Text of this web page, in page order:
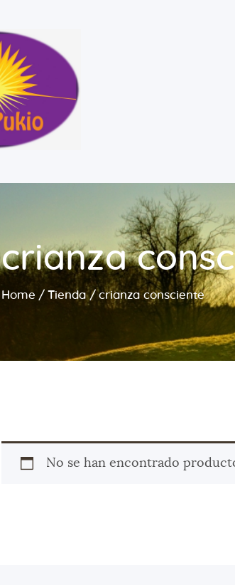
crianza
Home Tienda crianza consciente
No se han encontrado